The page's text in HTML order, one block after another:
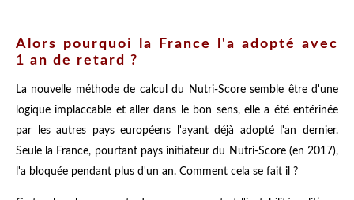
Alors pourquoi la France l'a adopté avec
1 an de retard ?
La nouvelle méthode de calcul du Nutri-Score semble être d'une
logique implaccable et aller dans le bon sens, elle a été entérinée
par les autres pays européens l'ayant déjà adopté l'an dernier.
Seule la France, pourtant pays initiateur du Nutri-Score (en 2017),
l'a bloquée pendant plus d'un an. Comment cela se fait il ?